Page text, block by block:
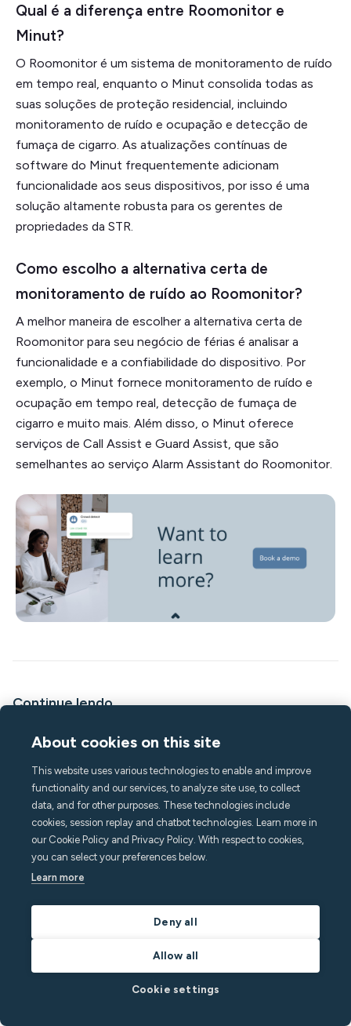
Qual é a diferença entre Roomonitor e
Minut?
O Roomonitor é um sistema de monitoramento de ruído
em tempo real, enquanto o Minut consolida todas as
suas soluções de proteção residencial, incluindo
monitoramento de ruído e ocupação e detecção de
fumaça de cigarro. As atualizações contínuas de
software do Minut frequentemente adicionam
funcionalidade aos seus dispositivos, por isso é uma
solução altamente robusta para os gerentes de
propriedades da STR.
Como escolho a alternativa certa de
monitoramento de ruído ao Roomonitor?
A melhor maneira de escolher a alternativa certa de
Roomonitor para seu negócio de férias é analisar a
funcionalidade e a confiabilidade do dispositivo. Por
exemplo, o Minut fornece monitoramento de ruído e
ocupação em tempo real, detecção de fumaça de
cigarro e muito mais. Além disso, o Minut oferece
serviços de Call Assist e Guard Assist, que são
semelhantes ao serviço Alarm Assistant do Roomonitor.
Continue lendo
August 6, 2026 5
Jessica Gillingham explains why the short-term
About cookies on this site
This website uses various technologies to enable and improve
functionality and our services, to analyze site use, to collect
data, and for other purposes. These technologies include
cookies, session replay and chatbot technologies. Learn more in
our Cookie Policy and Privacy Policy. With respect to cookies,
you can select your preferences below.
Learn more
Deny all
Allow all
Cookie settings